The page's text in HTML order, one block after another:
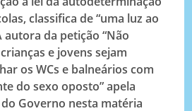
classifica de “uma luz ao
da petição “Não
e jovens sejam
os WCs e balneários com
do sexo oposto” apela
Governo nesta matéria